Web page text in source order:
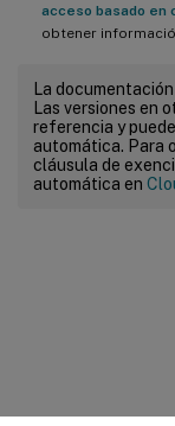
acceso basado en
obtener
La
Las versiones en
referencia y
automática. Para
cláusula de
automática en